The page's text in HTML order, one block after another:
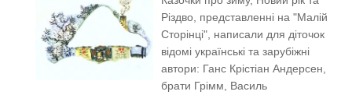
Різдво, представленні на "Малій
Сторінці", написали для діточок
відомі українські та зарубіжні
автори: Ганс Крістіан Андерсен,
брати Грімм, Василь